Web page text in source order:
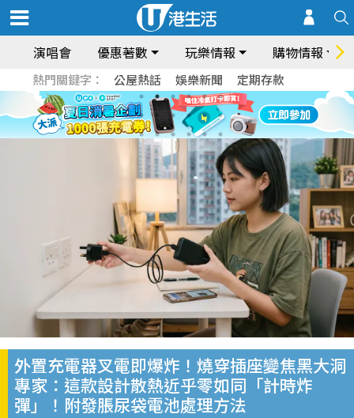
演唱會 優惠著數 玩樂情報 購物情報
熱門關鍵字： 公屋熱話 娛樂新聞 定期存款
外置充電器叉電即爆炸！燒穿插座變焦黑大洞
專家：這款設計散熱近乎零如同「計時炸
彈」！附發脹尿袋電池處理方法